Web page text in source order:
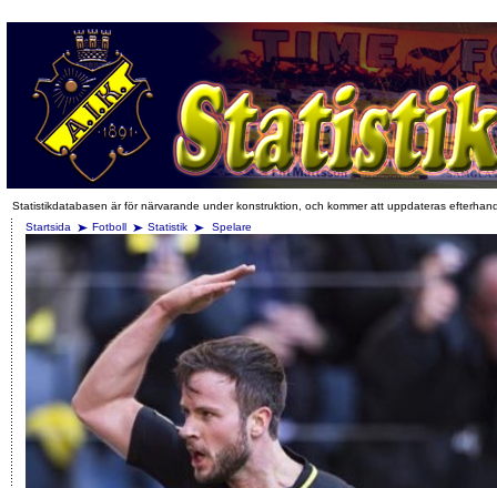
Statistikdatabasen är för närvarande under konstruktion, och kommer att uppdateras
Startsida
Fotboll Statistik Spelare